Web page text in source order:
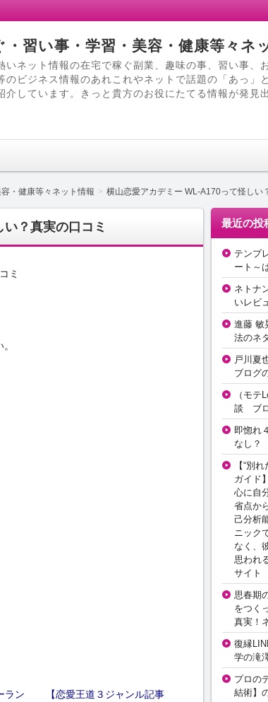
習い事・学習・美容・健康等々ネ
ネット情報の在宅で稼ぐ副業、趣味の事、習い事、
ビジネス情報のあれこれやネットで話題の「あっ」
しています。きっと貴方のお役にたてる情報が発見
・健康等々ネット情報 横山恋愛アカデミー WL-A170って怪しい
？真実の口コミ
ミ
ラン
【恋愛王道３ジャンル記事
最近の投
テンプ
ート～
ネトナ
いレビ
進藤 敏
法のネ
戸川夏
ブログ
（モ
談 ブロ
即惚れ
なし？
【“別
ガイド
心に自
省点か
己分析
ニック
なく、
思われ
サイト
思春期
をつく
真実！
復縁
学の滝
プロの
結術】